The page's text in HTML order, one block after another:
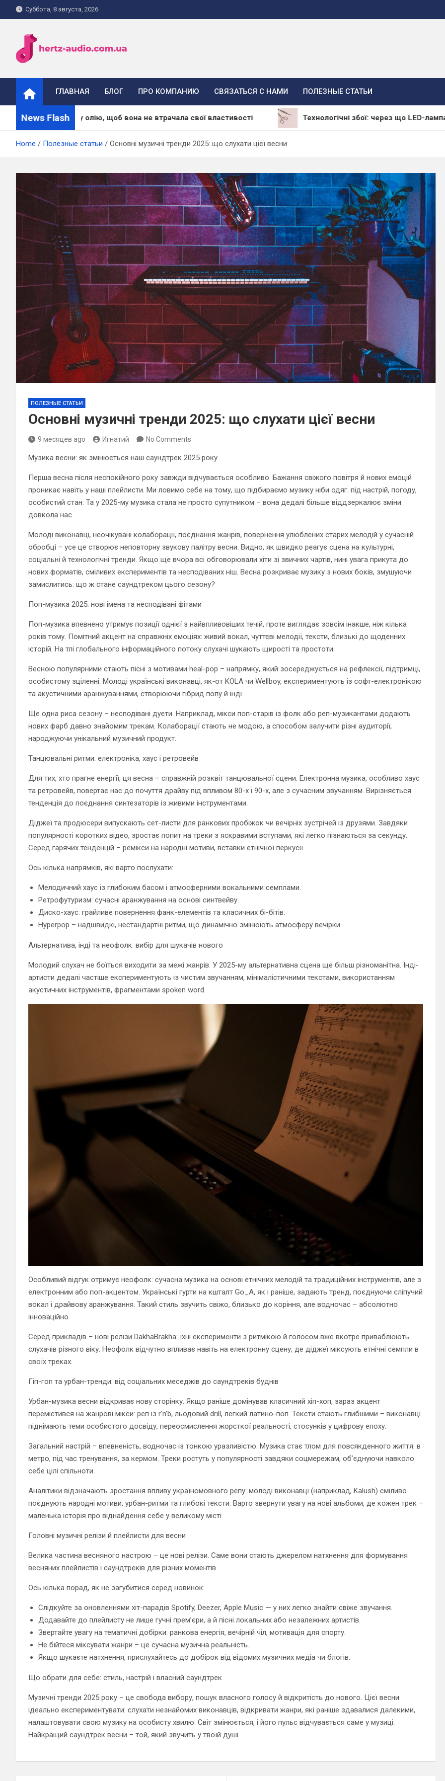
to
Суббота, 8 августа, 2026
hertz-audio.com.ua
ГЛАВНАЯ БЛОГ ПРО КОМПАНИЮ СВЯЗАТЬСЯ С НАМИ ПОЛЕЗНЫЕ СТАТЬИ
News Flash
масажну олію, щоб вона не втрачала свої властивості Технологічні збої: через що LED-лампа залишає
Home Полезные статьи Основні музичні тренди 2025: що слухати цієї весни
ПОЛЕЗНЫЕ СТАТЬИ
Основні музичні тренди 2025: що слухати цієї весни
9 месяцев ago Игнатий No Comments
Музика весни: як змінюється наш саундтрек 2025 року
Перша весна після неспокійного року завжди відчувається особливо. Бажання свіжого повітря й нових емоцій
проникає навіть у наші плейлисти. Ми ловимо себе на тому, що підбираємо музику ніби одяг: під настрій, погоду,
особистий стан. Та у 2025-му музика стала не просто супутником – вона дедалі більше віддзеркалює зміни
довкола нас.
Молоді виконавці, неочікувані колаборації, поєднання жанрів, повернення улюблених старих мелодій у сучасній
обробці – усе це створює неповторну звукову палітру весни. Видно, як швидко реагує сцена на культурні,
соціальні й технологічні тренди. Якщо ще вчора всі обговорювали хіти зі звичних чартів, нині увага прикута до
нових форматів, сміливих експериментів та несподіваних ніш. Весна розкриває музику з нових боків, змушуючи
замислитись: що ж стане саундтреком цього сезону?
Поп-музика 2025: нові імена та несподівані фітами
Поп-музика впевнено утримує позиції однієї з найвпливовіших течій, проте виглядає зовсім інакше, ніж кілька
років тому. Помітний акцент на справжніх емоціях: живий вокал, чуттєві мелодії, тексти, близькі до щоденних
історій. На тлі глобального інформаційного потоку слухачі шукають щирості та простоти.
Весною популярними стають пісні з мотивами heal-pop – напрямку, який зосереджується на рефлексії, підтримці,
особистому зціленні. Молоді українські виконавці, як-от KOLA чи Wellboy, експериментують із софт-електронікою
та акустичними аранжуваннями, створюючи гібрид попу й інді.
Ще одна риса сезону – несподівані дуети. Наприклад, мікси поп-старів із фолк або реп-музикантами додають
нових фарб давно знайомим трекам. Колаборації стають не модою, а способом залучити різні аудиторії,
народжуючи унікальний музичний продукт.
Танцювальні ритми: електроніка, хаус і ретровейв
Для тих, хто прагне енергії, ця весна – справжній розквіт танцювальної сцени. Електронна музика, особливо хаус
та ретровейв, повертає нас до почуття драйву під впливом 80-х і 90-х, але з сучасним звучанням. Вирізняється
тенденція до поєднання синтезаторів із живими інструментами.
Діджеї та продюсери випускають сет-листи для ранкових пробіжок чи вечірніх зустрічей із друзями. Завдяки
популярності коротких відео, зростає попит на треки з яскравими вступами, які легко пізнаються за секунду.
Серед гарячих тенденцій – ремікси на народні мотиви, вставки етнічної перкусії.
Ось кілька напрямків, які варто послухати:
Мелодичний хаус із глибоким басом і атмосферними вокальними семплами.
Ретрофутуризм: сучасні аранжування на основі синтвейву.
Диско-хаус: грайливе повернення фанк-елементів та класичних бі-бітів.
Hyperpop – надшвидкі, нестандартні ритми, що динамічно змінюють атмосферу вечірки.
Альтернатива, інді та неофолк: вибір для шукачів нового
Молодий слухач не боїться виходити за межі жанрів. У 2025-му альтернативна сцена ще більш різноманітна. Інді-
артисти дедалі частіше експериментують із чистим звучанням, мінімалістичними текстами, використанням
акустичних інструментів, фрагментами spoken word.
Особливий відгук отримує неофолк: сучасна музика на основі етнічних мелодій та традиційних інструментів, але з
електронним або поп-акцентом. Українські гурти на кшталт Go_A, як і раніше, задають тренд, поєднуючи сліпучий
вокал і драйвову аранжування. Такий стиль звучить свіжо, близько до коріння, але водночас – абсолютно
інноваційно.
Серед прикладів – нові релізи DakhaBrakha: їхні експерименти з ритмікою й голосом вже вкотре приваблюють
слухачів різного віку. Неофолк відчутно впливає навіть на електронну сцену, де діджеї міксують етнічні семпли в
своїх треках.
Гіп-гоп та урбан-тренди: від соціальних меседжів до саундтреків буднів
Урбан-музика весни відкриває нову сторінку. Якщо раніше домінував класичний хіп-хоп, зараз акцент
перемістився на жанрові мікси: реп із r’n’b, льодовий drill, легкий латино-поп. Тексти стають глибшими – виконавці
піднімають теми особистого досвіду, переосмислення жорсткої реальності, стосунків у цифрову епоху.
Загальний настрій – впевненість, водночас із тонкою уразливістю. Музика стає тлом для повсякденного життя: в
метро, під час тренування, за кермом. Треки ростуть у популярності завдяки соцмережам, об’єднуючи навколо
себе цілі спільноти.
Аналітики відзначають зростання впливу україномовного репу: молоді виконавці (наприклад, Kalush) сміливо
поєднують народні мотиви, урбан-ритми та глибокі тексти. Варто звернути увагу на нові альбоми, де кожен трек –
маленька історія про віднайдення себе у великому місті.
Головні музичні релізи й плейлисти для весни
Велика частина весняного настрою – це нові релізи. Саме вони стають джерелом натхнення для формування
весняних плейлистів і саундтреків для різних моментів.
Ось кілька порад, як не загубитися серед новинок:
Слідкуйте за оновленнями хіт-парадів Spotify, Deezer, Apple Music — у них легко знайти свіже звучання.
Додавайте до плейлисту не лише гучні прем’єри, а й пісні локальних або незалежних артистів.
Звертайте увагу на тематичні добірки: ранкова енергія, вечірній чіл, мотивація для спорту.
Не бійтеся міксувати жанри – це сучасна музична реальність.
Якщо шукаєте натхнення, прислухайтесь до добірок від відомих музичних медіа чи блогів.
Що обрати для себе: стиль, настрій і власний саундтрек
Музичні тренди 2025 року – це свобода вибору, пошук власного голосу й відкритість до нового. Цієї весни
ідеально експериментувати: слухати незнайомих виконавців, відкривати жанри, які раніше здавалися далекими,
налаштовувати свою музику на особисту хвилю. Світ змінюється, і його пульс відчувається саме у музиці.
Найкращий саундтрек весни – той, який звучить у твоїй душі.